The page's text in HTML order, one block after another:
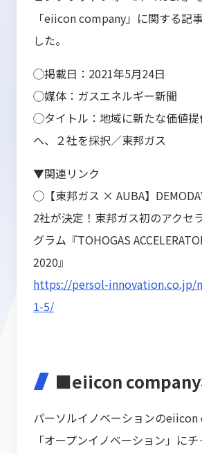
「eiicon company」に関する記
した。
◯掲載日： 2021年5月24日
◯媒体： ガスエネルギー新聞
◯タイトル： 地域に新たな価値
へ、２社を採択／東邦ガス
▼関連リンク
◯【東邦ガス × AUBA】
2社が決定！東邦ガス初のアクセ
グラム『TOHOGAS
2020』
https://persol-innovation.co.jp/
1-5/
■eiicon company
パーソルイノベーションのeiicon
「オープンイノベーション」に